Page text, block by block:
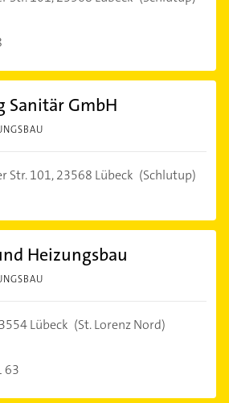
Sanitär GmbH
Str. 101,23568 Lübeck (Schlutup)
Heizungsbau
Lübeck (St. Lorenz Nord)
63